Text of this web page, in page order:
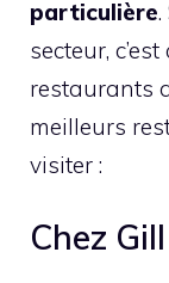
particulière
secteur,
restaurants
meilleurs
visiter :
Chez Gill